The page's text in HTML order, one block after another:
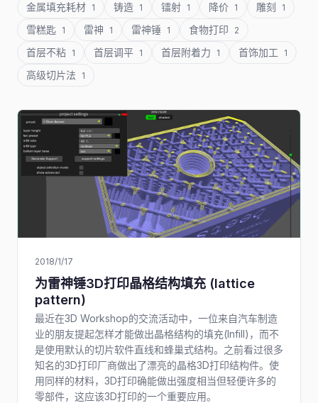
金属填充耗材 1 铸造 1 镭射 1 降价 1 雕刻 1
雪糕匙 1 雷神 1 雷神锤 1 食物打印 2
首层不粘 1 首层调平 1 首层附着力 1 首饰加工 1
高级切片法 1
2018/1/17
为雷神锤3D打印晶格结构填充 (lattice
pattern)
最近在3D Workshop的交流活动中，一位来自汽车制造
业的朋友提起怎样才能做出晶格结构的填充(Infill)，而不
是使用默认的切片软件直线和蜂巢式结构。之前看过很多
知名的3D打印厂商做出了漂亮的晶格3D打印结构件。使
用同样的材料，3D打印确能做出强度相当但轻便许多的
零部件，这应该3D打印的一个重要应用。